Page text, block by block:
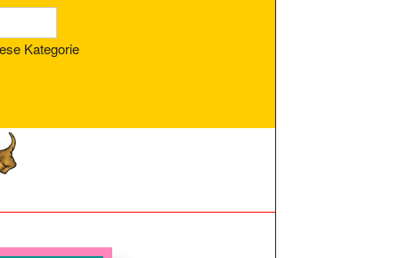
Kategorie